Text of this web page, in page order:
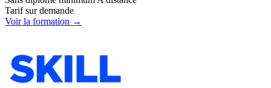
Tarif sur demande
Voir la formation →